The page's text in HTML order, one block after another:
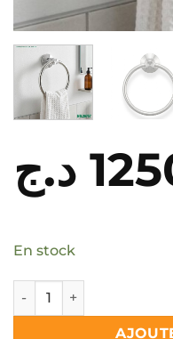
د.ج
En stock
quantité de Porte